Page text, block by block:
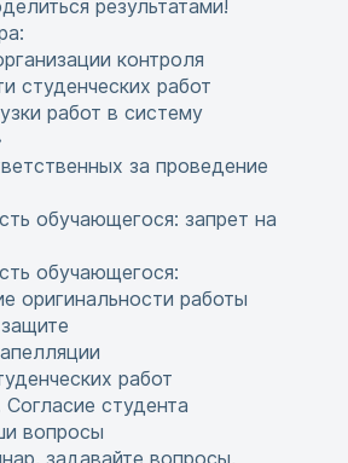
результатами!
контроля
студенческих работ
работ в систему
за проведение
обучающегося: запрет на
обучающегося:
оригинальности работы
работ
студента
вопросы